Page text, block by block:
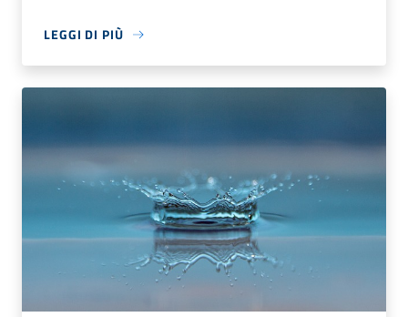
LEGGI DI PIÙ